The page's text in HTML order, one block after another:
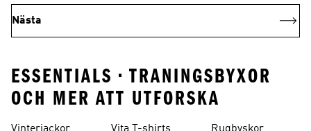
Nästa
ESSENTIALS • TRANINGSBYXOR
OCH MER ATT UTFORSKA